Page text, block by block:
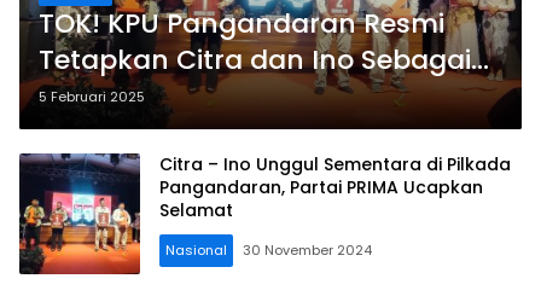
TOK! KPU Pangandaran Resmi
Tetapkan Citra dan Ino Sebagai
Bupati dan Wakil Bupati Terpilih
5 Februari 2025
Citra – Ino Unggul Sementara di Pilkada
Pangandaran, Partai PRIMA Ucapkan
Selamat
Nasional 30 November 2024